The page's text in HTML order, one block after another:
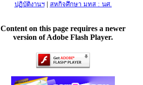
ปฏิบัติงานฯ| สหกิจศึกษา มทส : นศ.
Content on this page requires a newer
version of Adobe Flash Player.